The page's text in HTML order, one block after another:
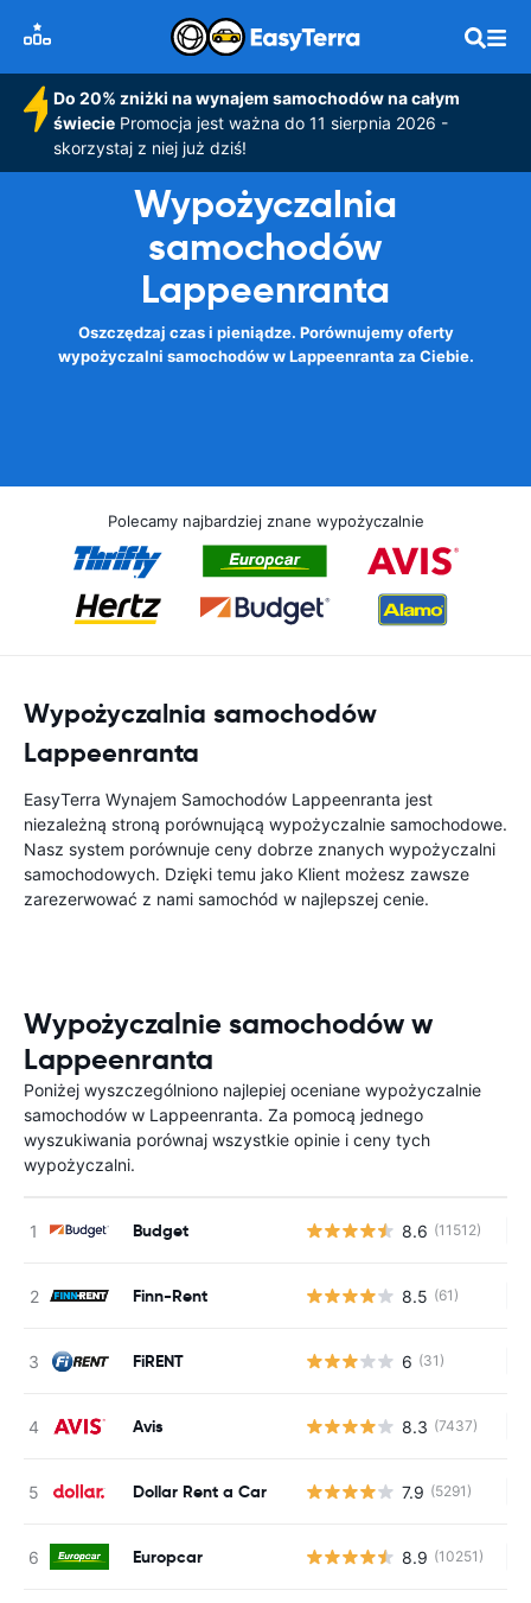
Do 20% zniżki na wynajem samochodów na całym
świeciePromocja jest ważna do 11 sierpnia 2026 -
skorzystaj z niej już dziś!
Wypożyczalnia
samochodów
Lappeenranta
Oszczędzaj czas i pieniądze. Porównujemy oferty
wypożyczalni samochodów w Lappeenranta za Ciebie.
Polecamy najbardziej znane wypożyczalnie
Wypożyczalnia samochodów
Lappeenranta
EasyTerra Wynajem Samochodów Lappeenranta jest
niezależną stroną porównującą wypożyczalnie samochodowe.
Nasz system porównuje ceny dobrze znanych wypożyczalni
samochodowych. Dzięki temu jako Klient możesz zawsze
zarezerwować z nami samochód w najlepszej cenie.
Wypożyczalnie samochodów w
Lappeenranta
Poniżej wyszczególniono najlepiej oceniane wypożyczalnie
samochodów w Lappeenranta. Za pomocą jednego
wyszukiwania porównaj wszystkie opinie i ceny tych
wypożyczalni.
Budget 8.6 (11512)
Finn-Rent 8.5 (61)
FiRENT 6 (31)
Avis 8.3 (7437)
Dollar Rent a Car 7.9 (5291)
Europcar 8.9 (10251)